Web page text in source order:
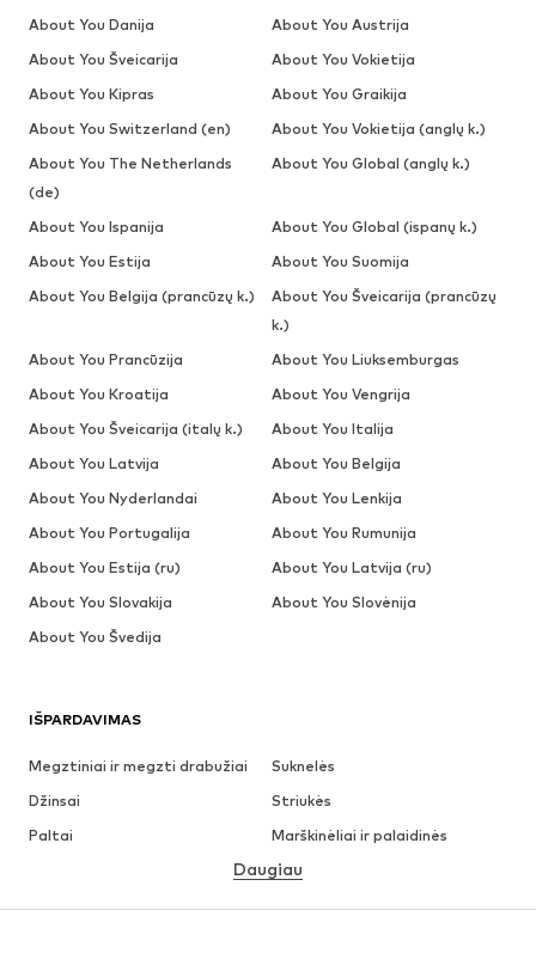
IŠPARDAVIMAS
Megztiniai ir megzti drabužiai
Suknelės
Džinsai
Striukės
Paltai
Marškinėliai ir palaidinės
Apatiniai
Daugiau
About You Danija
About You Austrija
About You Šveicarija
About You Vokietija
About You Kipras
About You Graikija
About You Switzerland (en)
About You Vokietija (anglų k.)
About You The Netherlands
(de)
About You Global (anglų k.)
About You Ispanija
About You Global (ispanų k.)
About You Estija
About You Suomija
About You Belgija (prancūzų k.)
About You Šveicarija (prancūzų
k.)
About You Prancūzija
About You Liuksemburgas
About You Kroatija
About You Vengrija
About You Šveicarija (italų k.)
About You Italija
About You Latvija
About You Belgija
About You Nyderlandai
About You Lenkija
About You Portugalija
About You Rumunija
About You Estija (ru)
About You Latvija (ru)
About You Slovakija
About You Slovėnija
About You Švedija